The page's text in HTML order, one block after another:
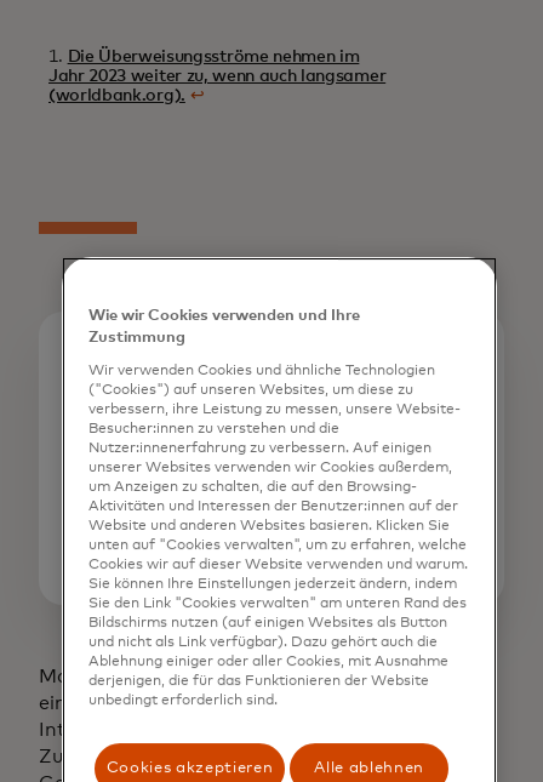
1. Die Überweisungsströme nehmen im
Jahr 2023 weiter zu, wenn auch langsamer
(worldbank.org). ↩
Medienkontakte
Sangita Bricker
Tel.: 914-249-1569
| sangita.bricker@mastercard.com
Sarah Guldin
+65 6390 6199 |
sarah.guldin@mastercard.com
Mastercard und das Kreisdesign sind
eingetragene Marken von Mastercard
International Incorporated. ©Mastercard 2024.
Zu den ausgewählten globalen
Wie wir Cookies verwenden und Ihre
Zustimmung
Wir verwenden Cookies und ähnliche Technologien
("Cookies") auf unseren Websites, um diese zu
verbessern, ihre Leistung zu messen, unsere Website-
Besucher:innen zu verstehen und die
Nutzer:innenerfahrung zu verbessern. Auf einigen
unserer Websites verwenden wir Cookies außerdem,
um Anzeigen zu schalten, die auf den Browsing-
Aktivitäten und Interessen der Benutzer:innen auf der
Website und anderen Websites basieren. Klicken Sie
unten auf "Cookies verwalten", um zu erfahren, welche
Cookies wir auf dieser Website verwenden und warum.
Sie können Ihre Einstellungen jederzeit ändern, indem
Sie den Link "Cookies verwalten" am unteren Rand des
Bildschirms nutzen (auf einigen Websites als Button
und nicht als Link verfügbar). Dazu gehört auch die
Ablehnung einiger oder aller Cookies, mit Ausnahme
derjenigen, die für das Funktionieren der Website
unbedingt erforderlich sind.
Cookies akzeptieren Alle ablehnen